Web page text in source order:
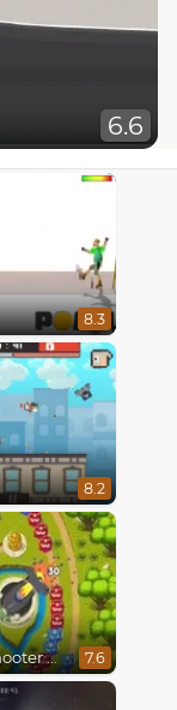
6.6
8.3
8.2
Bubble Shooter Online 7.6